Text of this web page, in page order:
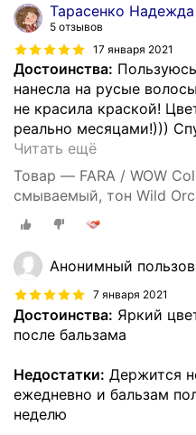
Тарасенко Надежда
5 отзывов
17 января 2021
Достоинства:
нанесла на русые
не красила краской!
реально месяцами!)))
Читать ещё
Товар — FARA / WOW
смываемый, тон Wild
Анонимный
7 января 2021
Достоинства: Яркий
после бальзама
Недостатки: Держится
ежедневно и бальзам
неделю